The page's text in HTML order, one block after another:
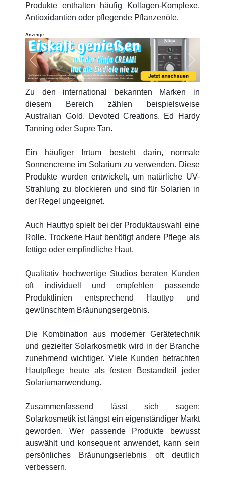
Produkte enthalten häufig Kollagen-Komplexe,
Antioxidantien oder pflegende Pflanzenöle.
Anzeige
Previous Next
Zu den international bekannten Marken in
diesem Bereich zählen beispielsweise
Australian Gold, Devoted Creations, Ed Hardy
Tanning oder Supre Tan.
Ein häufiger Irrtum besteht darin, normale
Sonnencreme im Solarium zu verwenden. Diese
Produkte wurden entwickelt, um natürliche UV-
Strahlung zu blockieren und sind für Solarien in
der Regel ungeeignet.
Auch Hauttyp spielt bei der Produktauswahl eine
Rolle. Trockene Haut benötigt andere Pflege als
fettige oder empfindliche Haut.
Qualitativ hochwertige Studios beraten Kunden
oft individuell und empfehlen passende
Produktlinien entsprechend Hauttyp und
gewünschtem Bräunungsergebnis.
Die Kombination aus moderner Gerätetechnik
und gezielter Solarkosmetik wird in der Branche
zunehmend wichtiger. Viele Kunden betrachten
Hautpflege heute als festen Bestandteil jeder
Solariumanwendung.
Zusammenfassend lässt sich sagen:
Solarkosmetik ist längst ein eigenständiger Markt
geworden. Wer passende Produkte bewusst
auswählt und konsequent anwendet, kann sein
persönliches Bräunungserlebnis oft deutlich
verbessern.